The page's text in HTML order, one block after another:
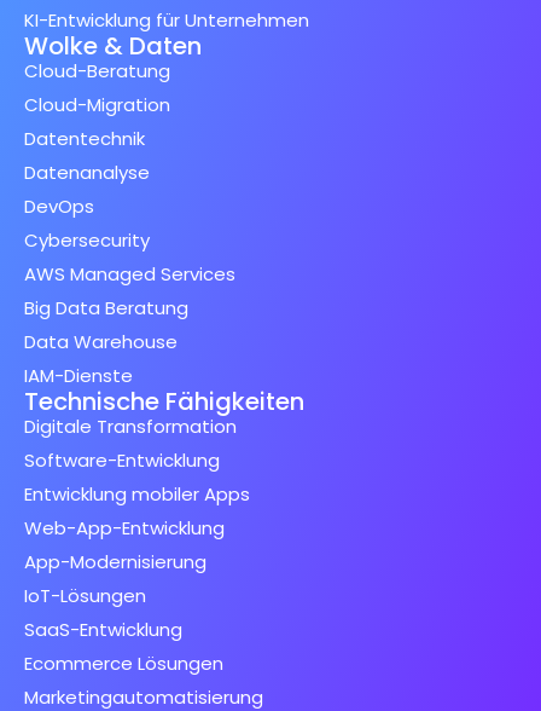
KI-Entwicklung für Unternehmen
Wolke & Daten
Cloud-Beratung
Cloud-Migration
Datentechnik
Datenanalyse
DevOps
Cybersecurity
AWS Managed Services
Big Data Beratung
Data Warehouse
IAM-Dienste
Technische Fähigkeiten
Digitale Transformation
Software-Entwicklung
Entwicklung mobiler Apps
Web-App-Entwicklung
App-Modernisierung
IoT-Lösungen
SaaS-Entwicklung
Ecommerce Lösungen
Marketingautomatisierung